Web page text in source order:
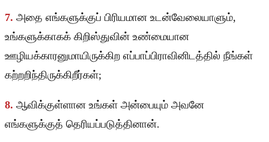
7. அதை எங்களுக்குப் பிரியமான உடன்வேலையாளும்,
உங்களுக்காகக் கிறிஸ்துவின் உண்மையான
ஊழியக்காரனுமாயிருக்கிற எப்பாப்பிராவினிடத்தில் நீங்கள்
கற்றறிந்திருக்கிறீர்கள்;
8. ஆவிக்குள்ளான உங்கள் அன்பையும் அவனே
எங்களுக்குத் தெரியப்படுத்தினான்.